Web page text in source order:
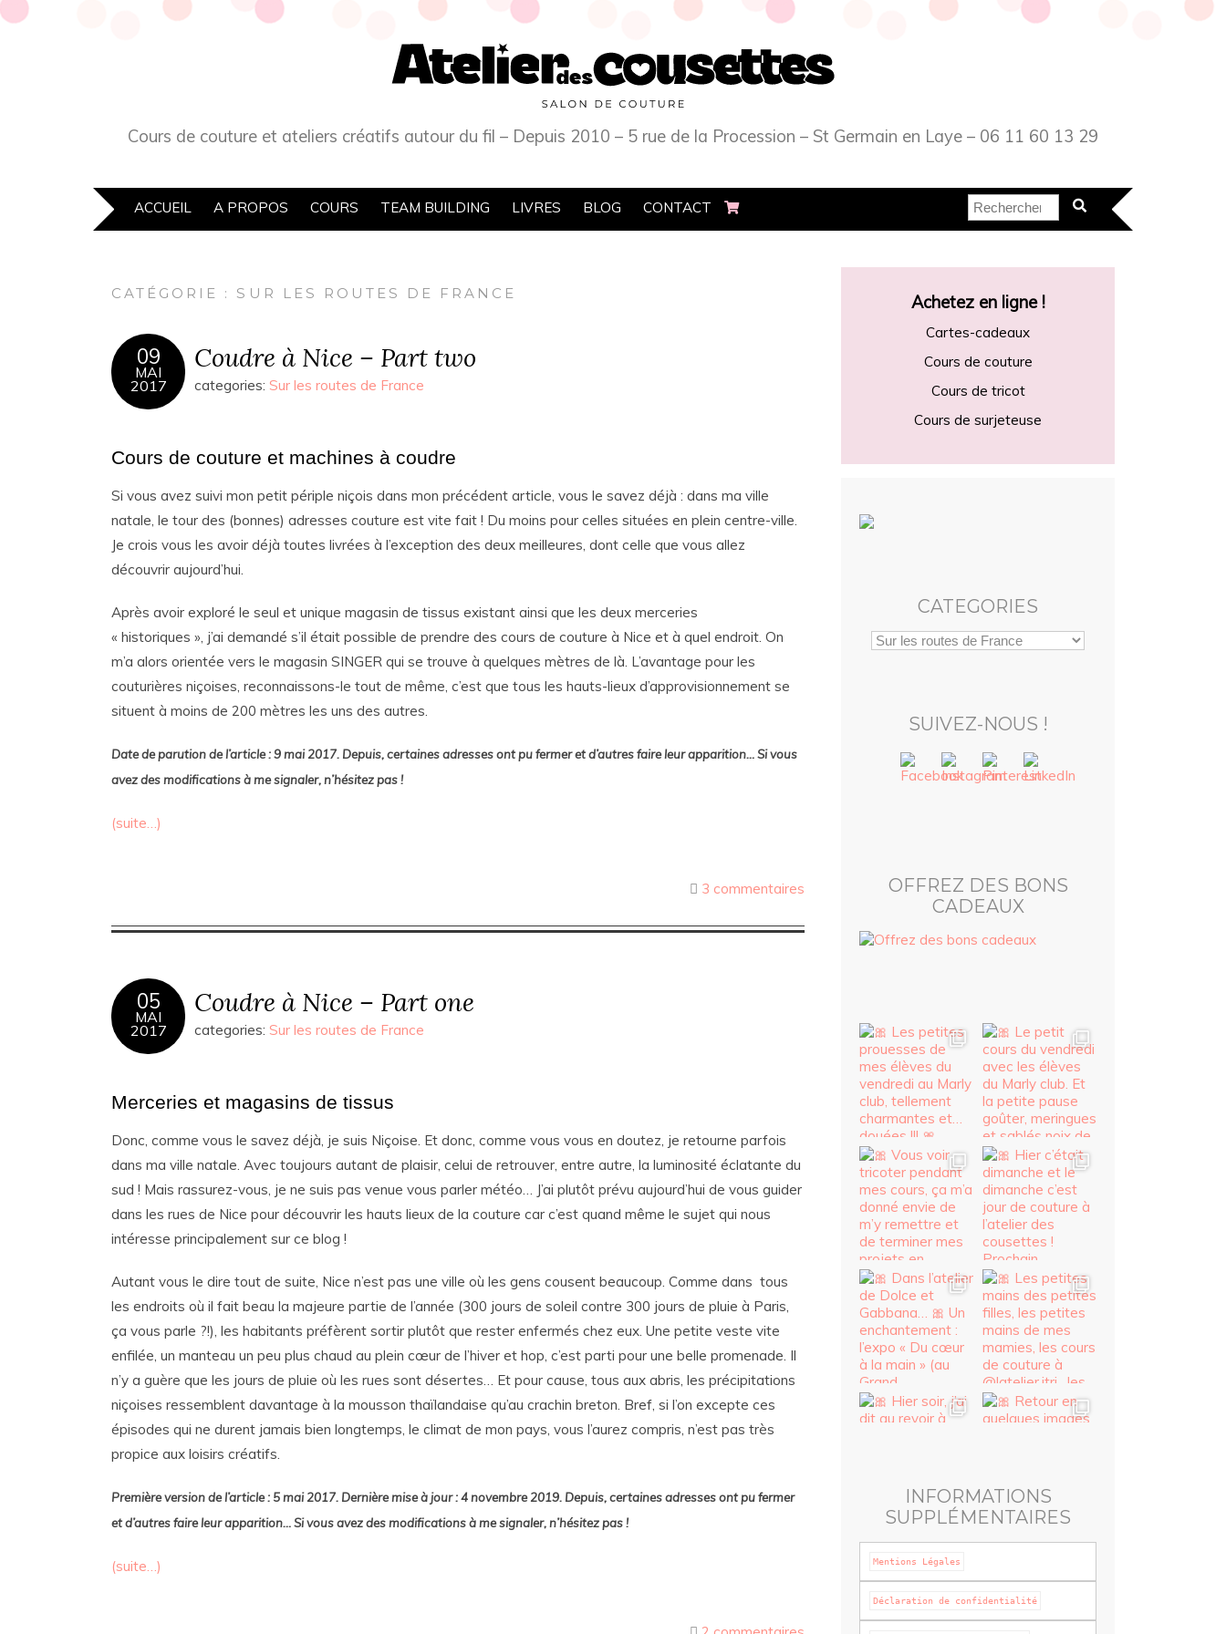
Cours de couture et ateliers créatifs autour du fil – Depuis 2010 – 5 rue de la Procession – St Germain en Laye – 06 11 60 13 29
ACCUEIL A PROPOS COURS TEAM BUILDING LIVRES BLOG CONTACT
CATÉGORIE : SUR LES ROUTES DE FRANCE
09
MAI
2017
Coudre à Nice – Part two
categories: Sur les routes de France
Cours de couture et machines à coudre
Si vous avez suivi mon petit périple niçois dans mon précédent article, vous le savez déjà : dans ma ville
natale, le tour des (bonnes) adresses couture est vite fait ! Du moins pour celles situées en plein centre-ville.
Je crois vous les avoir déjà toutes livrées à l’exception des deux meilleures, dont celle que vous allez
découvrir aujourd’hui.
Après avoir exploré le seul et unique magasin de tissus existant ainsi que les deux merceries
« historiques », j’ai demandé s’il était possible de prendre des cours de couture à Nice et à quel endroit. On
m’a alors orientée vers le magasin SINGER qui se trouve à quelques mètres de là. L’avantage pour les
couturières niçoises, reconnaissons-le tout de même, c’est que tous les hauts-lieux d’approvisionnement se
situent à moins de 200 mètres les uns des autres.
Date de parution de l’article : 9 mai 2017. Depuis, certaines adresses ont pu fermer et d’autres faire leur apparition… Si vous
avez des modifications à me signaler, n’hésitez pas !
(suite…)
3 commentaires
05
MAI
2017
Coudre à Nice – Part one
categories: Sur les routes de France
Merceries et magasins de tissus
Donc, comme vous le savez déjà, je suis Niçoise. Et donc, comme vous vous en doutez, je retourne parfois
dans ma ville natale. Avec toujours autant de plaisir, celui de retrouver, entre autre, la luminosité éclatante du
sud ! Mais rassurez-vous, je ne suis pas venue vous parler météo… J’ai plutôt prévu aujourd’hui de vous guider
dans les rues de Nice pour découvrir les hauts lieux de la couture car c’est quand même le sujet qui nous
intéresse principalement sur ce blog !
Autant vous le dire tout de suite, Nice n’est pas une ville où les gens cousent beaucoup. Comme dans tous
les endroits où il fait beau la majeure partie de l’année (300 jours de soleil contre 300 jours de pluie à Paris,
ça vous parle ?!), les habitants préfèrent sortir plutôt que rester enfermés chez eux. Une petite veste vite
enfilée, un manteau un peu plus chaud au plein cœur de l’hiver et hop, c’est parti pour une belle promenade. Il
n’y a guère que les jours de pluie où les rues sont désertes… Et pour cause, tous aux abris, les précipitations
niçoises ressemblent davantage à la mousson thaïlandaise qu’au crachin breton. Bref, si l’on excepte ces
épisodes qui ne durent jamais bien longtemps, le climat de mon pays, vous l’aurez compris, n’est pas très
propice aux loisirs créatifs.
Première version de l’article : 5 mai 2017. Dernière mise à jour : 4 novembre 2019. Depuis, certaines adresses ont pu fermer
et d’autres faire leur apparition… Si vous avez des modifications à me signaler, n’hésitez pas !
(suite…)
Achetez en ligne !
Cartes-cadeaux
Cours de couture
Cours de tricot
Cours de surjeteuse
CATEGORIES
SUIVEZ-NOUS !
OFFREZ DES BONS
CADEAUX
INFORMATIONS
SUPPLÉMENTAIRES
Mentions Légales